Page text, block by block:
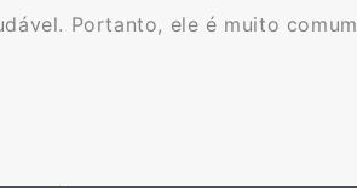
Portanto, ele é muito comum